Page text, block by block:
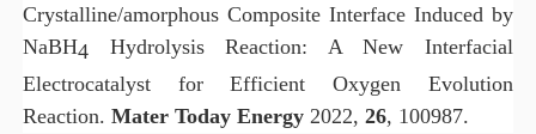
Crystalline/amorphous Composite Interface Induced by
NaBH4 Hydrolysis Reaction: A New Interfacial
Electrocatalyst for Efficient Oxygen Evolution
Reaction. Mater Today Energy2022, 26, 100987.